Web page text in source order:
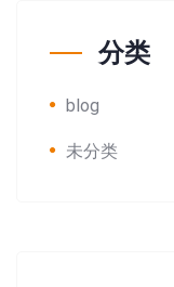
分类
blog
未分类